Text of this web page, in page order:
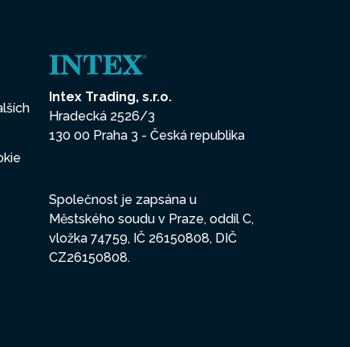
Intex Trading, s.r.o.
Hradecká 2526/3
130 00 Praha 3 - Česká republika
Společnost je zapsána u
Městského soudu v Praze, oddíl C,
vložka 74759, IČ 26150808, DIČ
CZ26150808.